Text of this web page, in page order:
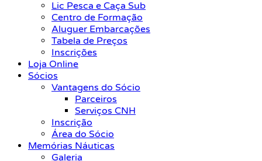
Lic Pesca e Caça Sub
Centro de Formação
Aluguer Embarcações
Tabela de Preços
Inscrições
Loja Online
Sócios
Vantagens do Sócio
Parceiros
Serviços CNH
Inscrição
Área do Sócio
Memórias Náuticas
Galeria